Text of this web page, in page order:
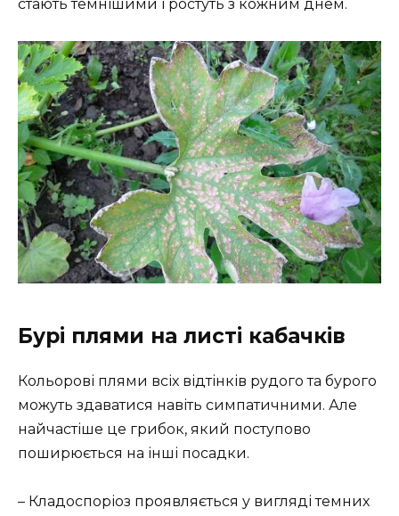
стають темнішими і ростуть з кожним днем.
Бурі плями на листі кабачків
Кольорові плями всіх відтінків рудого та бурого
можуть здаватися навіть симпатичними. Але
найчастіше це грибок, який поступово
поширюється на інші посадки.
– Кладоспоріоз проявляється у вигляді темних